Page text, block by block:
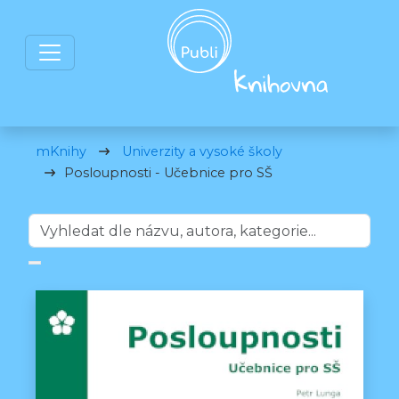
mKnihy
Univerzity a vysoké školy
Posloupnosti - Učebnice pro SŠ